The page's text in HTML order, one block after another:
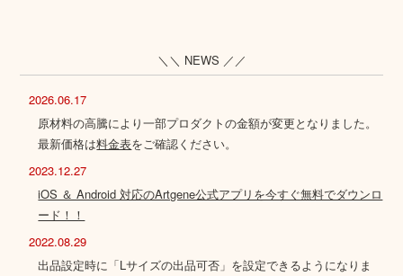
＼＼ NEWS ／／
2026.06.17
原材料の高騰により一部プロダクトの金額が変更となりました。
最新価格は料金表をご確認ください。
2023.12.27
iOS ＆ Android 対応のArtgene公式アプリを今すぐ無料でダウンロ
ード！！
2022.08.29
出品設定時に「Lサイズの出品可否」を設定できるようになりま